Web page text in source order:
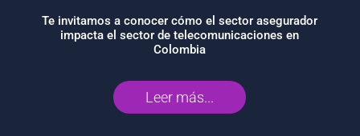
Te invitamos a conocer cómo el sector asegurador
impacta el sector de telecomunicaciones en
Colombia
Leer más...